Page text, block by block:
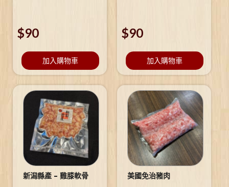
$90
加入購物車
$90
加入購物車
新潟縣產 – 雞膝軟骨 美國免治豬肉